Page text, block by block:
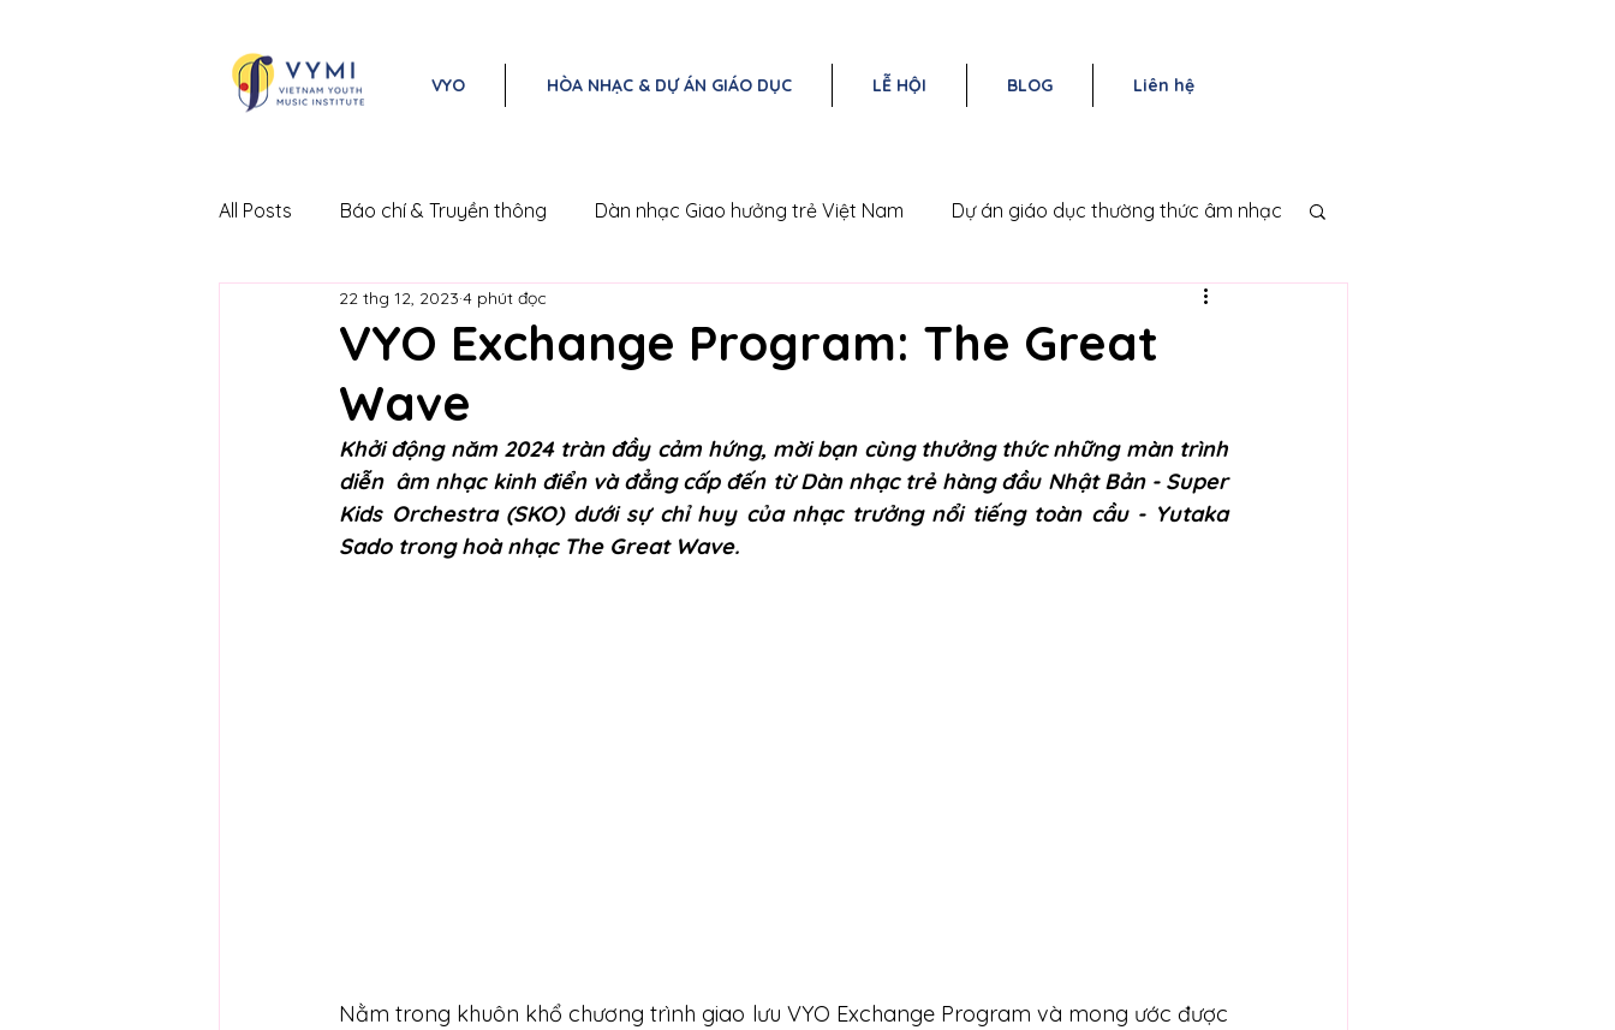
VYO HÒA NHẠC & DỰ ÁN GIÁO DỤC LỄ HỘI BLOG Liên hệ
All Posts Báo chí & Truyền thông Dàn nhạc Giao hưởng trẻ Việt Nam Dự án giáo dục thường thức âm nhạc
Lễ hội Âm nhạc Cổ điển Việt Nam
VYO Exchange Program: The Great
Wave
22 thg 12, 2023 4 phút đọc
Khởi động năm 2024 tràn đầy cảm hứng, mời bạn cùng thưởng thức những màn trình
diễn  âm nhạc kinh điển và đẳng cấp đến từ Dàn nhạc trẻ hàng đầu Nhật Bản - Super
Kids Orchestra (SKO) dưới sự chỉ huy của nhạc trưởng nổi tiếng toàn cầu - Yutaka
Sado trong hoà nhạc The Great Wave.
Nằm trong khuôn khổ chương trình giao lưu VYO Exchange Program và mong ước được